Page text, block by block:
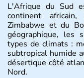
L'Afrique du Sud
continent
Zimbabwe et du
géographique, les
types de climats :
subtropical humide
désertique côté
Nord.